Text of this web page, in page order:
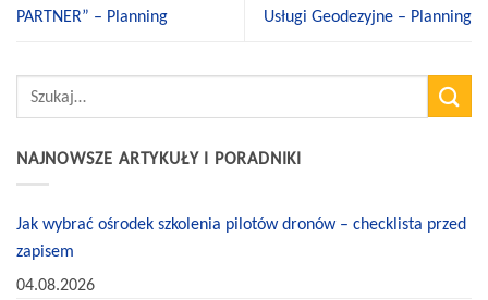
PARTNER” – Planning
Usługi Geodezyjne – Planning
NAJNOWSZE ARTYKUŁY I PORADNIKI
Jak wybrać ośrodek szkolenia pilotów dronów – checklista przed
zapisem
04.08.2026